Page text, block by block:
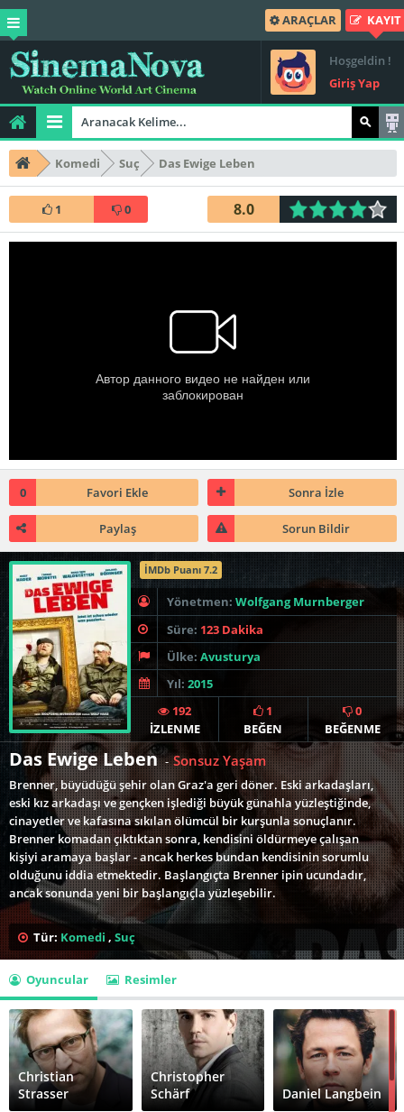
ARAÇLAR KAYIT
Hoşgeldin !
Giriş Yap
Komedi Suç Das Ewige Leben
1 0 8.0
0 Favori Ekle Sonra İzle
Paylaş Sorun Bildir
İMDb Puanı 7.2
Yönetmen: Wolfgang Murnberger
Süre: 123 Dakika
Ülke: Avusturya
Yıl: 2015
192
İZLENME
1
BEĞEN
0
BEĞENME
Das Ewige Leben - Sonsuz Yaşam
Brenner, büyüdüğü şehir olan Graz'a geri döner. Eski arkadaşları,
eski kız arkadaşı ve gençken işlediği büyük günahla yüzleştiğinde,
cinayetler ve kafasına sıkılan ölümcül bir kurşunla sonuçlanır.
Brenner komadan çıktıktan sonra, kendisini öldürmeye çalışan
kişiyi aramaya başlar - ancak herkes bundan kendisinin sorumlu
olduğunu iddia etmektedir. Başlangıçta Brenner ipin ucundadır,
ancak sonunda yeni bir başlangıçla yüzleşebilir.
Tür: Komedi , Suç
Oyuncular Resimler
Christian
Strasser
Christopher
Schärf
Daniel Langbein